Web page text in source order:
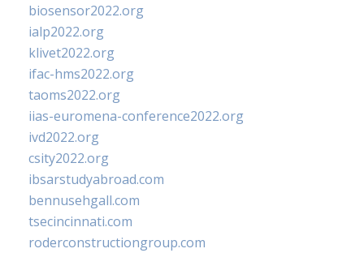
biosensor2022.org
ialp2022.org
klivet2022.org
ifac-hms2022.org
taoms2022.org
iias-euromena-conference2022.org
ivd2022.org
csity2022.org
ibsarstudyabroad.com
bennusehgall.com
tsecincinnati.com
roderconstructiongroup.com